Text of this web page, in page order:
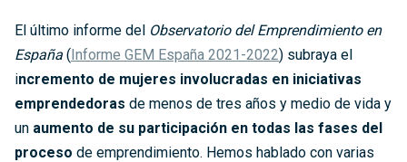
El último informe del Observatorio del Emprendimiento en
España (Informe GEM España 2021-2022) subraya el
incremento de mujeres involucradas en iniciativas
emprendedoras de menos de tres años y medio de vida y
un aumento de su participación en todas las fases del
proceso de emprendimiento. Hemos hablado con varias